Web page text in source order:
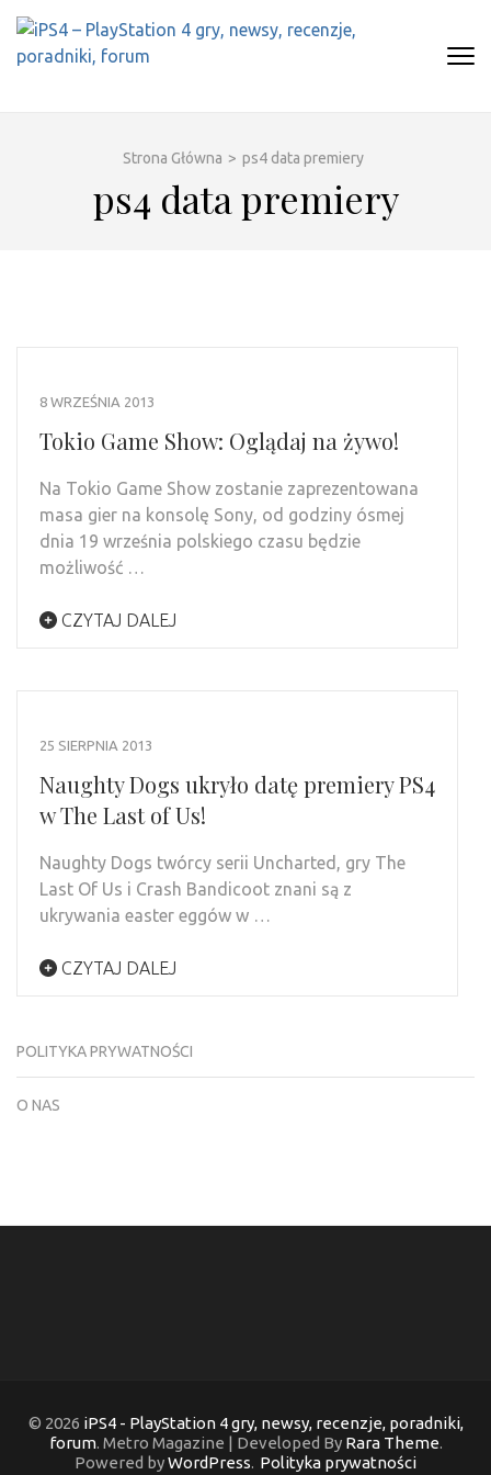
Skip
content
Strona Główna > ps4 data premiery
ps4 data premiery
8 WRZEŚNIA 2013
Tokio Game Show: Oglądaj na żywo!
Na Tokio Game Show zostanie zaprezentowana
masa gier na konsolę Sony, od godziny ósmej
dnia 19 września polskiego czasu będzie
możliwość …
CZYTAJ DALEJ
25 SIERPNIA 2013
Naughty Dogs ukryło datę premiery PS4
w The Last of Us!
Naughty Dogs twórcy serii Uncharted, gry The
Last Of Us i Crash Bandicoot znani są z
ukrywania easter eggów w …
CZYTAJ DALEJ
POLITYKA PRYWATNOŚCI
O NAS
© 2026 iPS4 - PlayStation 4 gry, newsy, recenzje, poradniki,
forum. Metro Magazine | Developed By Rara Theme.
Powered byWordPress. Polityka prywatności